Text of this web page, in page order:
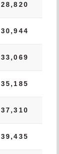
28,820
30,944
33,069
35,185
37,310
39,435